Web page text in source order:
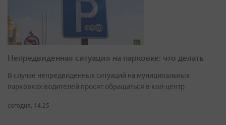
Непредвиденная ситуация на парковке: что делать
В случае непредвиденных ситуаций на муниципальных
парковках водителей просят обращаться в кол-центр
сегодня, 14:25